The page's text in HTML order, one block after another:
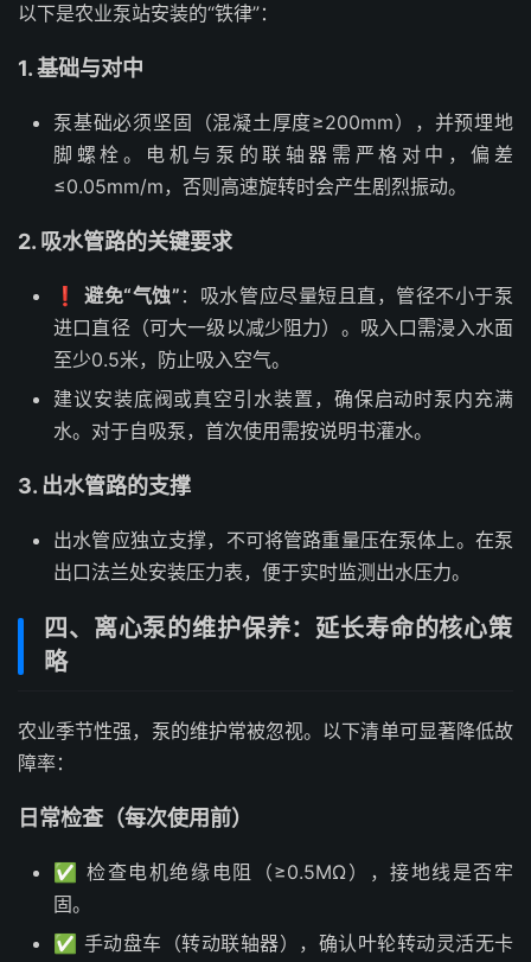
以下是农业泵站安装的“铁律”：
1. 基础与对中
泵基础必须坚固（混凝土厚度≥200mm），并预埋地
脚螺栓。电机与泵的联轴器需严格对中，偏差
≤0.05mm/m，否则高速旋转时会产生剧烈振动。
2. 吸水管路的关键要求
❗避免“气蚀” ：吸水管应尽量短且直，管径不小于泵
进口直径（可大一级以减少阻力）。吸入口需浸入水面
至少0.5米，防止吸入空气。
建议安装底阀或真空引水装置，确保启动时泵内充满
水。对于自吸泵，首次使用需按说明书灌水。
3. 出水管路的支撑
出水管应独立支撑，不可将管路重量压在泵体上。在泵
出口法兰处安装压力表，便于实时监测出水压力。
四、离心泵的维护保养：延长寿命的核心策
略
农业季节性强，泵的维护常被忽视。以下清单可显著降低故
障率：
日常检查（每次使用前）
✅ 检查电机绝缘电阻（≥0.5MΩ），接地线是否牢
固。
✅ 手动盘车（转动联轴器），确认叶轮转动灵活无卡